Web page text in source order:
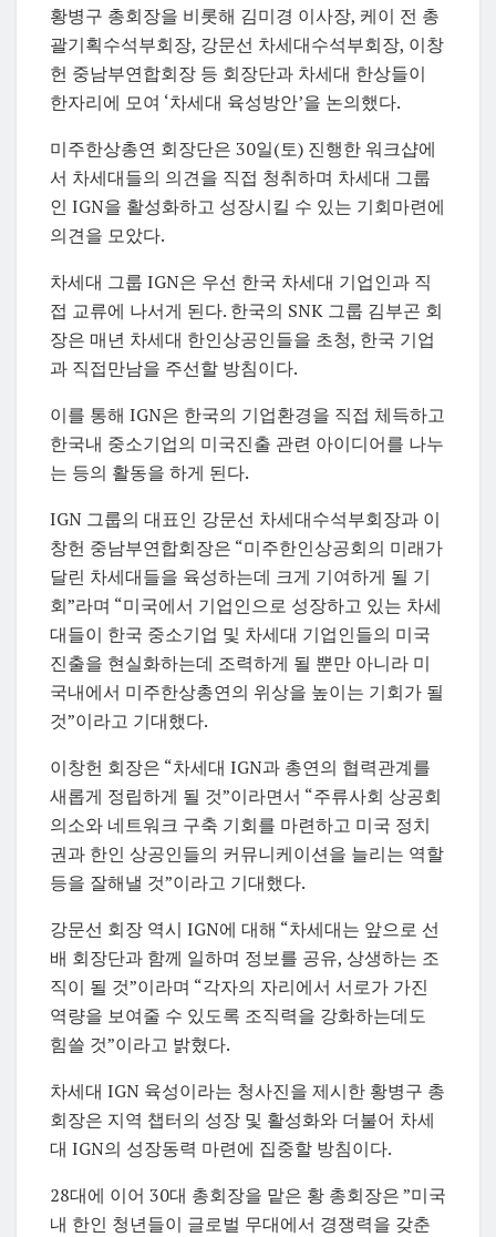
황병구 총회장을 비롯해 김미경 이사장, 케이 전 총
괄기획수석부회장, 강문선 차세대수석부회장, 이창
헌 중남부연합회장 등 회장단과 차세대 한상들이
한자리에 모여 ‘차세대 육성방안’을 논의했다.
미주한상총연 회장단은 30일(토) 진행한 워크샵에
서 차세대들의 의견을 직접 청취하며 차세대 그룹
인 IGN을 활성화하고 성장시킬 수 있는 기회마련에
의견을 모았다.
차세대 그룹 IGN은 우선 한국 차세대 기업인과 직
접 교류에 나서게 된다. 한국의 SNK 그룹 김부곤 회
장은 매년 차세대 한인상공인들을 초청, 한국 기업
과 직접만남을 주선할 방침이다.
이를 통해 IGN은 한국의 기업환경을 직접 체득하고
한국내 중소기업의 미국진출 관련 아이디어를 나누
는 등의 활동을 하게 된다.
IGN 그룹의 대표인 강문선 차세대수석부회장과 이
창헌 중남부연합회장은 “미주한인상공회의 미래가
달린 차세대들을 육성하는데 크게 기여하게 될 기
회”라며 “미국에서 기업인으로 성장하고 있는 차세
대들이 한국 중소기업 및 차세대 기업인들의 미국
진출을 현실화하는데 조력하게 될 뿐만 아니라 미
국내에서 미주한상총연의 위상을 높이는 기회가 될
것”이라고 기대했다.
이창헌 회장은 “차세대 IGN과 총연의 협력관계를
새롭게 정립하게 될 것”이라면서 “주류사회 상공회
의소와 네트워크 구축 기회를 마련하고 미국 정치
권과 한인 상공인들의 커뮤니케이션을 늘리는 역할
등을 잘해낼 것”이라고 기대했다.
강문선 회장 역시 IGN에 대해 “차세대는 앞으로 선
배 회장단과 함께 일하며 정보를 공유, 상생하는 조
직이 될 것”이라며 “각자의 자리에서 서로가 가진
역량을 보여줄 수 있도록 조직력을 강화하는데도
힘쓸 것”이라고 밝혔다.
차세대 IGN 육성이라는 청사진을 제시한 황병구 총
회장은 지역 챕터의 성장 및 활성화와 더불어 차세
대 IGN의 성장동력 마련에 집중할 방침이다.
28대에 이어 30대 총회장을 맡은 황 총회장은 ”미국
내 한인 청년들이 글로벌 무대에서 경쟁력을 갖춘